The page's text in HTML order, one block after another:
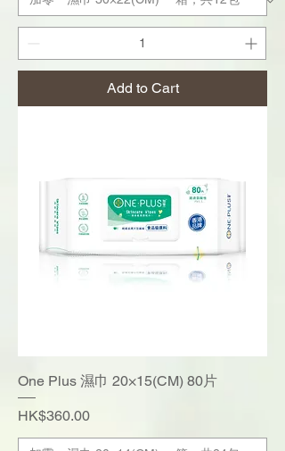
Add to Cart
One Plus 濕巾 20×15(CM) 80片
Price
HK$360.00